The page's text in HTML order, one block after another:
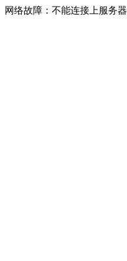
网络故障：不能连接上服务器